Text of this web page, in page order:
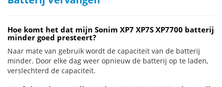
Hoe komt het dat mijn Sonim XP7 XP7S XP7700 batterij
minder goed presteert?
Naar mate van gebruik wordt de capaciteit van de batterij
minder. Door elke dag weer opnieuw de batterij op te laden,
verslechterd de capaciteit.